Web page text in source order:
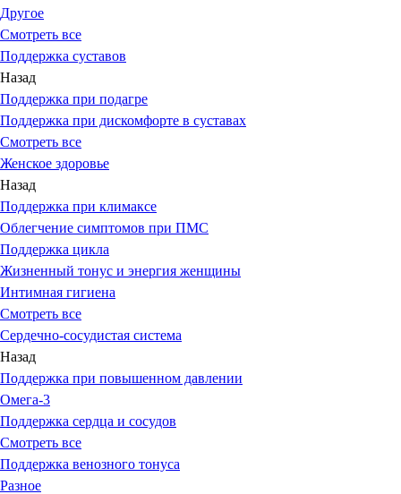
Другое
Смотреть все
Поддержка суставов
Назад
Поддержка при подагре
Поддержка при дискомфорте в суставах
Смотреть все
Женское здоровье
Назад
Поддержка при климаксе
Облегчение симптомов при ПМС
Поддержка цикла
Жизненный тонус и энергия женщины
Интимная гигиена
Смотреть все
Сердечно-сосудистая система
Назад
Поддержка при повышенном давлении
Омега-3
Поддержка сердца и сосудов
Смотреть все
Поддержка венозного тонуса
Разное